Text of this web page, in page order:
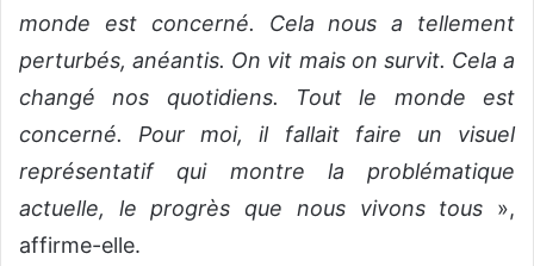
monde est concerné. Cela nous a tellement
perturbés, anéantis. On vit mais on survit. Cela a
changé nos quotidiens. Tout le monde est
concerné. Pour moi, il fallait faire un visuel
représentatif qui montre la problématique
actuelle, le progrès que nous vivons tous »,
affirme-elle.